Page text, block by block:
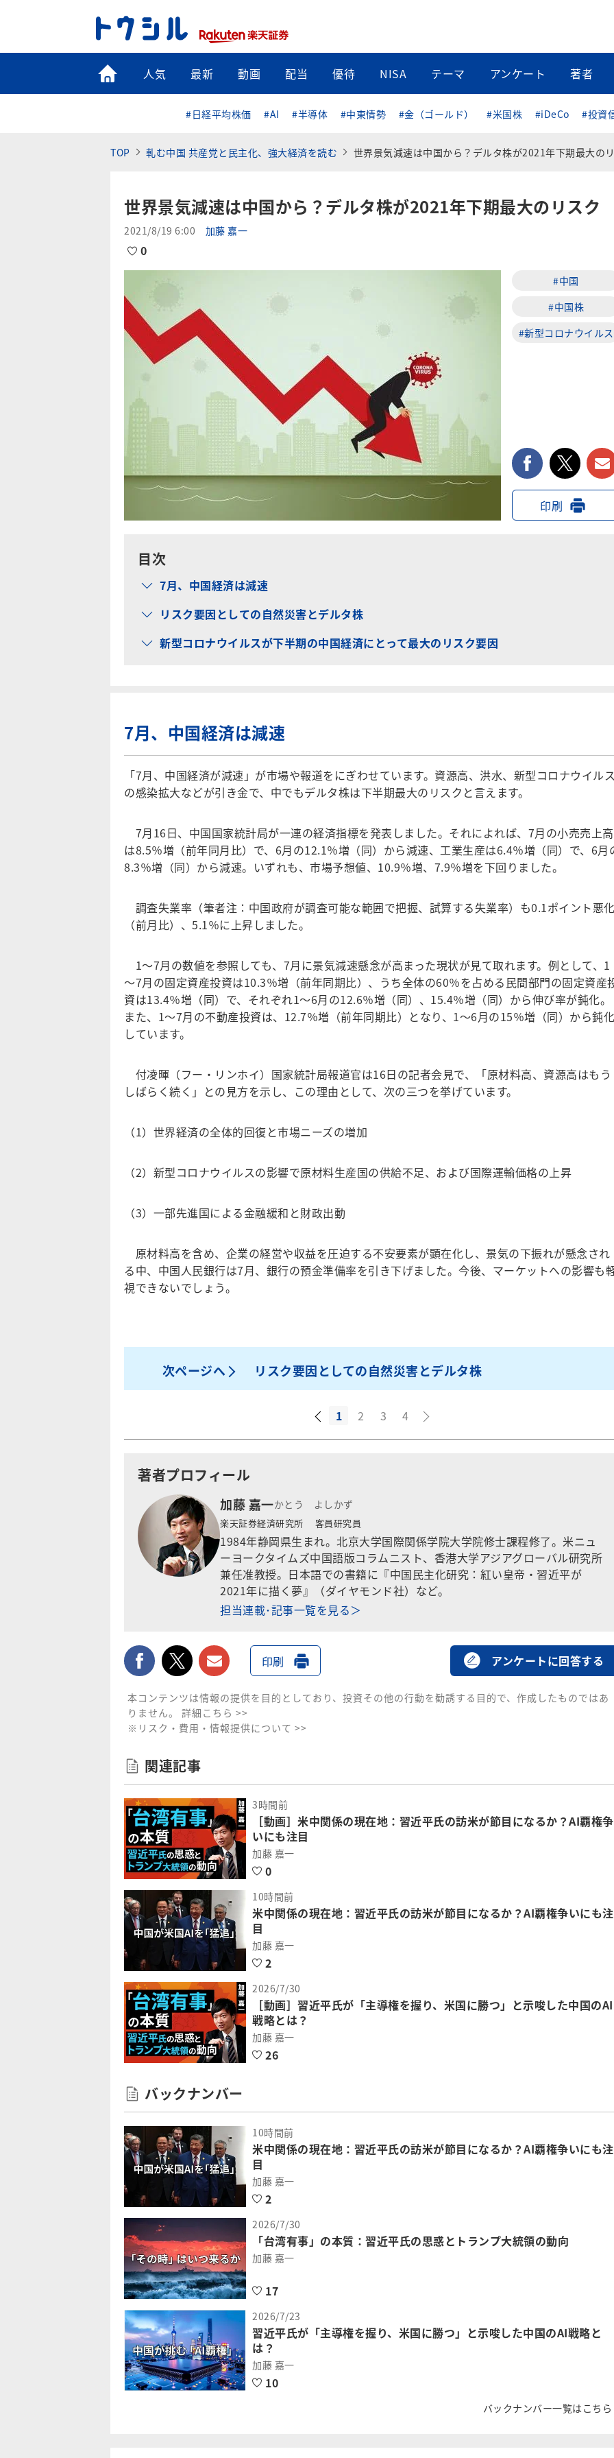
トップ
人気 最新 動画 配当 優待 NISA テーマ アンケート 著者
#日経平均株価 #AI #半導体 #中東情勢 #金（ゴールド） #米国株 #iDeCo #投資
TOP 軋む中国 共産党と民主化、強大経済を読む 世界景気減速は中国から？デルタ株が2021年下期最大のリス
世界景気減速は中国から？デルタ株が2021年下期最大のリスク
2021/8/19 6:00 加藤 嘉一
0
#中国
#中国株
#新型コロナウイルス
facebook
印刷
目次
7月、中国経済は減速
リスク要因としての自然災害とデルタ株
新型コロナウイルスが下半期の中国経済にとって最大のリスク要因
7月、中国経済は減速
「7月、中国経済が減速」が市場や報道をにぎわせています。資源高、洪水、新型コロナウイル
の感染拡大などが引き金で、中でもデルタ株は下半期最大のリスクと言えます。
7月16日、中国国家統計局が一連の経済指標を発表しました。それによれば、7月の小売売上高
は8.5％増（前年同月比）で、6月の12.1％増（同）から減速、工業生産は6.4％増（同）で、6月
8.3％増（同）から減速。いずれも、市場予想値、10.9％増、7.9％増を下回りました。
調査失業率（筆者注：中国政府が調査可能な範囲で把握、試算する失業率）も0.1ポイント悪
（前月比）、5.1％に上昇しました。
1～7月の数値を参照しても、7月に景気減速懸念が高まった現状が見て取れます。例として、1
～7月の固定資産投資は10.3％増（前年同期比）、うち全体の60％を占める民間部門の固定資産
資は13.4％増（同）で、それぞれ1～6月の12.6％増（同）、15.4％増（同）から伸び率が鈍化。
また、1～7月の不動産投資は、12.7％増（前年同期比）となり、1～6月の15％増（同）から鈍化
しています。
付凌暉（フー・リンホイ）国家統計局報道官は16日の記者会見で、「原材料高、資源高はもう
しばらく続く」との見方を示し、この理由として、次の三つを挙げています。
（1）世界経済の全体的回復と市場ニーズの増加
（2）新型コロナウイルスの影響で原材料生産国の供給不足、および国際運輸価格の上昇
（3）一部先進国による金融緩和と財政出動
原材料高を含め、企業の経営や収益を圧迫する不安要素が顕在化し、景気の下振れが懸念され
る中、中国人民銀行は7月、銀行の預金準備率を引き下げました。今後、マーケットへの影響も
視できないでしょう。
次ページへ リスク要因としての自然災害とデルタ株
1 2 3 4
著者プロフィール
加藤 嘉一かとう よしかず
楽天証券経済研究所 客員研究員
1984年静岡県生まれ。北京大学国際関係学院大学院修士課程修了。米ニュ
ーヨークタイムズ中国語版コラムニスト、香港大学アジアグローバル研究所
兼任准教授。日本語での書籍に『中国民主化研究：紅い皇帝・習近平が
2021年に描く夢』（ダイヤモンド社）など。
担当連載･記事一覧を見る＞
facebooktwitter メールで送る
印刷 アンケートに回答する
本コンテンツは情報の提供を目的としており、投資その他の行動を勧誘する目的で、作成したものではあ
りません。 詳細こちら >>
※リスク・費用・情報提供について >>
関連記事
3時間前
［動画］米中関係の現在地：習近平氏の訪米が節目になるか？AI覇権争
いにも注目
加藤 嘉一
0
10時間前
米中関係の現在地：習近平氏の訪米が節目になるか？AI覇権争いにも注
目
加藤 嘉一
2
2026/7/30
［動画］習近平氏が「主導権を握り、米国に勝つ」と示唆した中国のAI
戦略とは？
加藤 嘉一
26
バックナンバー
10時間前
米中関係の現在地：習近平氏の訪米が節目になるか？AI覇権争いにも注
目
加藤 嘉一
2
2026/7/30
「台湾有事」の本質：習近平氏の思惑とトランプ大統領の動向
加藤 嘉一
17
2026/7/23
習近平氏が「主導権を握り、米国に勝つ」と示唆した中国のAI戦略と
は？
加藤 嘉一
10
バックナンバー一覧はこちら